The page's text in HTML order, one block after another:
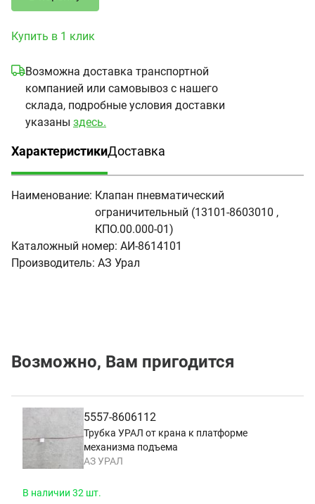
Купить в 1 клик
Возможна доставка транспортной
компанией или самовывоз с нашего
склада, подробные условия доставки
указаны здесь.
Характеристики
(активная вкладка)
Доставка
Наименование: Клапан пневматический
ограничительный (13101-8603010 ,
КПО.00.000-01)
Каталожный номер: АИ-8614101
Производитель: АЗ Урал
Возможно, Вам пригодится
5557-8606112
Трубка УРАЛ от крана к платформе
механизма подъема
АЗ УРАЛ
В наличии 32 шт.